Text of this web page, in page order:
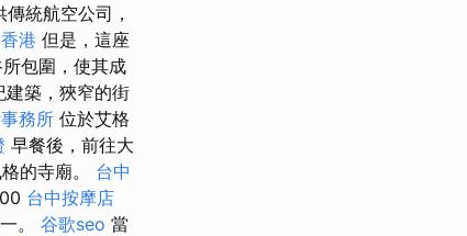
統航空公司，
港 但是，這座
包圍，使其成
築，狹窄的街
務所 位於艾格
早餐後，前往大
的寺廟。 台中
台中按摩店
。 谷歌seo 當